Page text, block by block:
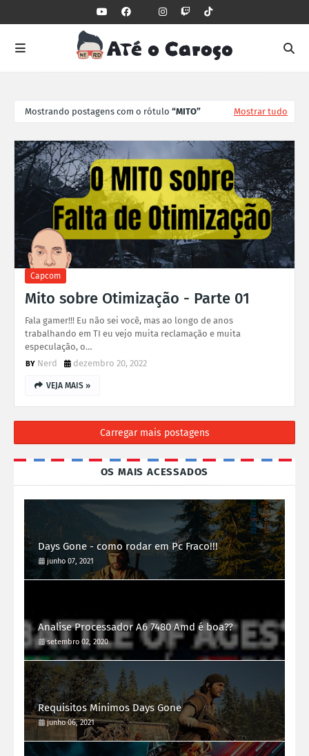
Mostrando postagens com o rótulo MITO Mostrar tudo
Capcom
Mito sobre Otimização - Parte 01
Fala gamer!!! Eu não sei você, mas ao longo de anos
trabalhando em TI eu vejo muita reclamação e muita
especulação, o…
Nerd
dezembro 20, 2022
VEJA MAIS »
Carregar mais postagens
OS MAIS ACESSADOS
Days Gone - como rodar em Pc Fraco!!!
junho 07, 2021
Analise Processador A6 7480 Amd é boa??
setembro 02, 2020
Requisitos Minimos Days Gone
junho 06, 2021